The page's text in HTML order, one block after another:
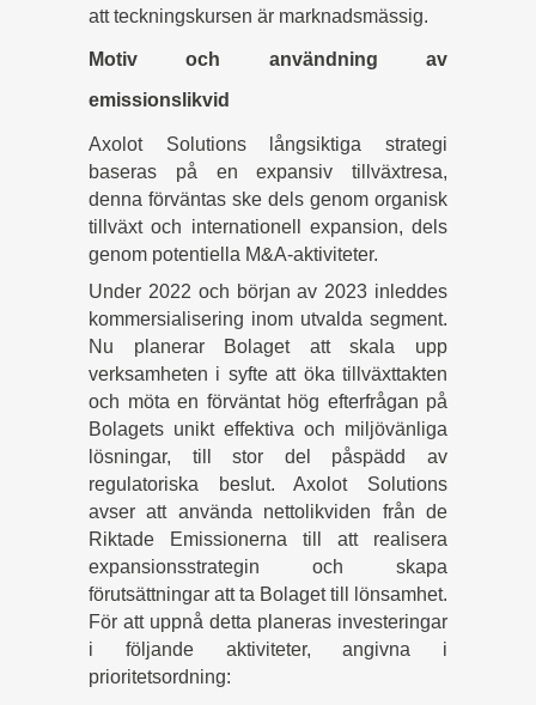
att teckningskursen är marknadsmässig.
Motiv och användning av
emissionslikvid
Axolot Solutions långsiktiga strategi
baseras på en expansiv tillväxtresa,
denna förväntas ske dels genom organisk
tillväxt och internationell expansion, dels
genom potentiella M&A-aktiviteter.
Under 2022 och början av 2023 inleddes
kommersialisering inom utvalda segment.
Nu planerar Bolaget att skala upp
verksamheten i syfte att öka tillväxttakten
och möta en förväntat hög efterfrågan på
Bolagets unikt effektiva och miljövänliga
lösningar, till stor del påspädd av
regulatoriska beslut. Axolot Solutions
avser att använda nettolikviden från de
Riktade Emissionerna till att realisera
expansionsstrategin och skapa
förutsättningar att ta Bolaget till lönsamhet.
För att uppnå detta planeras investeringar
i följande aktiviteter, angivna i
prioritetsordning: